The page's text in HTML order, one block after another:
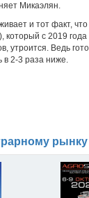
Микаэлян.
и тот факт,
с 2019
утроится. Ведь
в 2-3 раза ниже.
рынку